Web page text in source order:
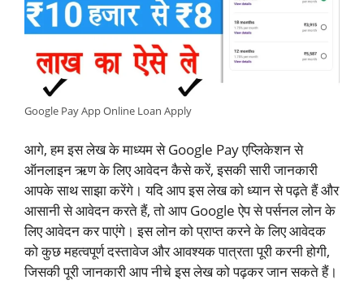
Google Pay App Online Loan Apply
आगे, हम इस लेख के माध्यम से Google Pay एप्लिकेशन से
ऑनलाइन ऋण के लिए आवेदन कैसे करें, इसकी सारी जानकारी
आपके साथ साझा करेंगे। यदि आप इस लेख को ध्यान से पढ़ते हैं और
आसानी से आवेदन करते हैं, तो आप Google ऐप से पर्सनल लोन के
लिए आवेदन कर पाएंगे। इस लोन को प्राप्त करने के लिए आवेदक
को कुछ महत्वपूर्ण दस्तावेज और आवश्यक पात्रता पूरी करनी होगी,
जिसकी पूरी जानकारी आप नीचे इस लेख को पढ़कर जान सकते हैं।